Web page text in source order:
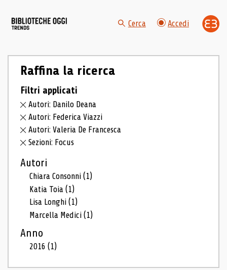
Cerca Accedi
Raffina la ricerca
Filtri applicati
Autori: Danilo Deana
Autori: Federica Viazzi
Autori: Valeria De Francesca
Sezioni: Focus
Autori
Chiara Consonni(1)
Katia Toia(1)
Lisa Longhi(1)
Marcella Medici(1)
Anno
2016(1)